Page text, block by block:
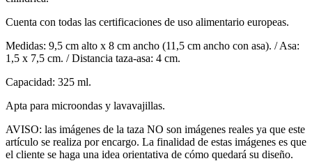
Cuenta con todas las certificaciones de uso alimentario europeas.
Medidas: 9,5 cm alto x 8 cm ancho (11,5 cm ancho con asa). / Asa:
1,5 x 7,5 cm. / Distancia taza-asa: 4 cm.
Capacidad: 325 ml.
Apta para microondas y lavavajillas.
AVISO: las imágenes de la taza NO son imágenes reales ya que este
artículo se realiza por encargo. La finalidad de estas imágenes es que
el cliente se haga una idea orientativa de cómo quedará su diseño.